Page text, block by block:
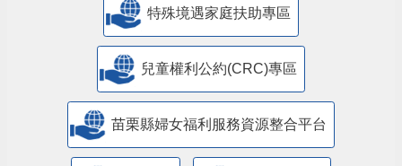
特殊境遇家庭扶助專區
兒童權利公約(CRC)專區
苗栗縣婦女福利服務資源整合平台